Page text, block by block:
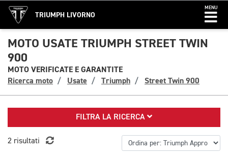
TRIUMPH LIVORNO
MENU
MOTO USATE TRIUMPH STREET TWIN
900
MOTO VERIFICATE E GARANTITE
Ricerca moto
Usate Triumph Street Twin 900
FILTRA LA RICERCA
2 risultati